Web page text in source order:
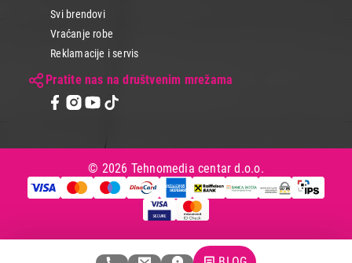
Svi brendovi
Vraćanje robe
Reklamacije i servis
Pratite nas na društvenim mrežama
© 2026 Tehnomedia centar d.o.o.